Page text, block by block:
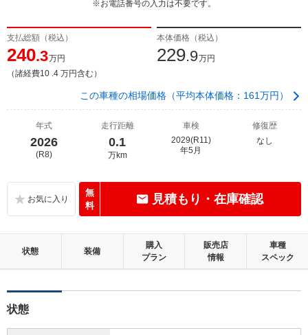
※お電話番号の入力は不要です。
支払総額（税込）
240.3万円
（諸経費10 .4 万円含む）
本体価格（税込）
229.9万円
この車種の相場価格（平均本体価格：161万円）
年式
2026
(R8)
走行距離
0.1
万km
車検
2029(R11)
年5月
修復歴
なし
無
料
見積もり・在庫確認
状態 装備
購入
プラン
販売店
情報
車種
スペック
状態